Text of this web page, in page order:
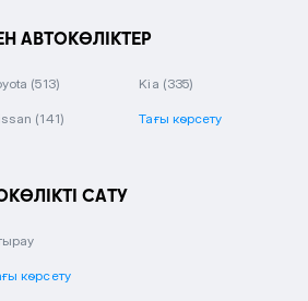
АВТОКӨЛІКТЕР
(513) Kia (335)
(141) Тағы көрсету
САТУ
көрсету